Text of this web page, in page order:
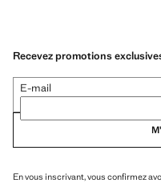
Recevez promotions
E-mail
En vous inscrivant, vous confirmez